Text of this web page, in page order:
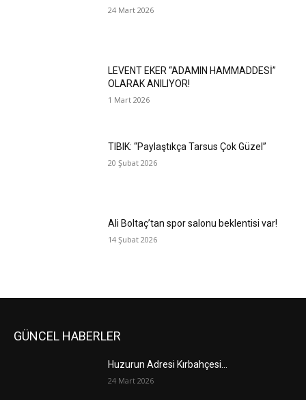
24 Mart 2026
LEVENT EKER “ADAMIN HAMMADDESİ”
OLARAK ANILIYOR!
1 Mart 2026
TIBIK: “Paylaştıkça Tarsus Çok Güzel”
20 Şubat 2026
Ali Boltaç’tan spor salonu beklentisi var!
14 Şubat 2026
GÜNCEL HABERLER
Huzurun Adresi Kırbahçesi…
24 Mart 2026